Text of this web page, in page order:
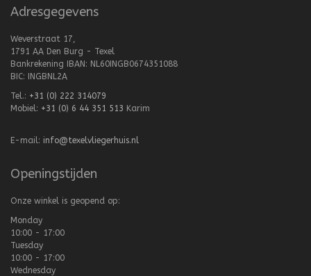
Adresgegevens
Weverstraat 17,
1791 AA Den Burg - Texel
Bankrekening IBAN: NL60INGB0674351088
BIC: INGBNL2A
Tel.: +31 (0) 222 314079
Mobiel: +31 (0) 6 44 351 513 Karim
E-mail: info@texelvliegerhuis.nl
Openingstijden
Onze winkel is geopend op:
Monday
10:00 - 17:00
Tuesday
10:00 - 17:00
Wednesday